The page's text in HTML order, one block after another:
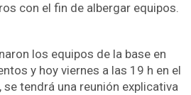
con el fin de albergar equipos.
los equipos de la base en
y hoy viernes a las 19 h en el
se tendrá una reunión explicativa